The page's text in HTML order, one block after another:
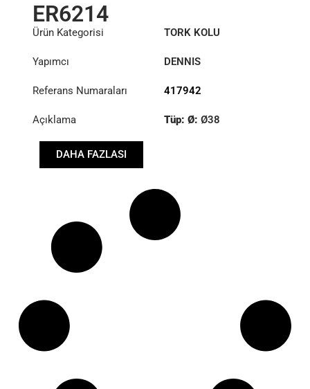
ER6214
Ürün Kategorisi TORK KOLU
Yapımcı DENNIS
Referans Numaraları 417942
Açıklama Tüp: Ø: Ø38
DAHA FAZLASI